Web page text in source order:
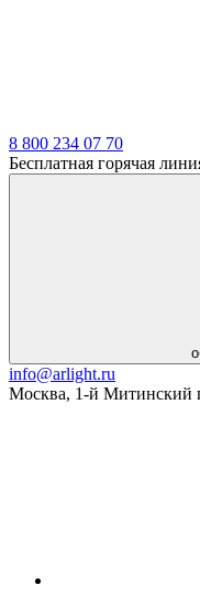
8 800 234 07 70
Бесплатная горячая
info@arlight.ru
Москва, 1-й Митинский